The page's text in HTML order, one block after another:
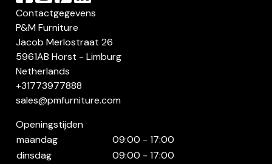
Contactgegevens
P&M Furniture
Jacob Merlostraat 26
5961AB Horst - Limburg
Netherlands
+31773977888
sales@pmfurniture.com
Openingstijden
maandag
09:00 - 17:00
dinsdag
09:00 - 17:00